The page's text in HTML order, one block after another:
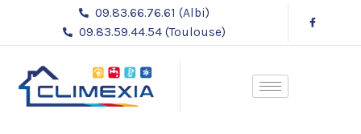
contenu
09.83.66.76.61 (Albi)
09.83.59.44.54 (Toulouse)
articles